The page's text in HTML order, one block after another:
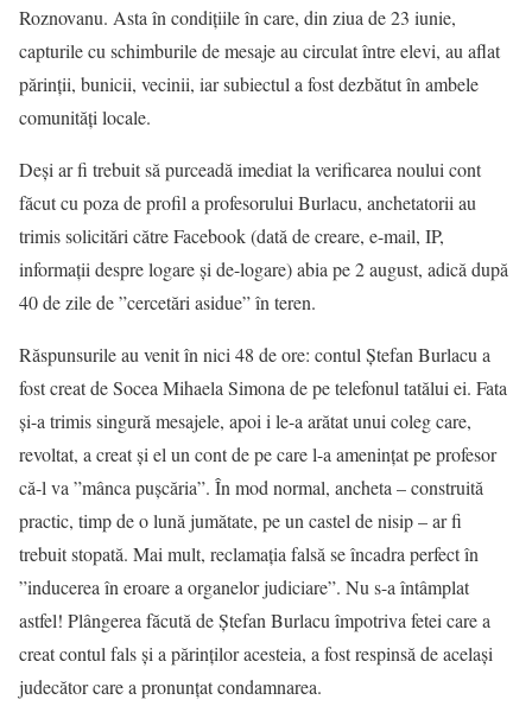
Roznovanu. Asta în condițiile în care, din ziua de 23 iunie,
capturile cu schimburile de mesaje au circulat între elevi, au aflat
părinții, bunicii, vecinii, iar subiectul a fost dezbătut în ambele
comunități locale.
Deși ar fi trebuit să purceadă imediat la verificarea noului cont
făcut cu poza de profil a profesorului Burlacu, anchetatorii au
trimis solicitări către Facebook (dată de creare, e-mail, IP,
informații despre logare și de-logare) abia pe 2 august, adică după
40 de zile de ”cercetări asidue” în teren.
Răspunsurile au venit în nici 48 de ore: contul Ștefan Burlacu a
fost creat de Socea Mihaela Simona de pe telefonul tatălui ei. Fata
și-a trimis singură mesajele, apoi i le-a arătat unui coleg care,
revoltat, a creat și el un cont de pe care l-a amenințat pe profesor
că-l va ”mânca pușcăria”. În mod normal, ancheta – construită
practic, timp de o lună jumătate, pe un castel de nisip – ar fi
trebuit stopată. Mai mult, reclamația falsă se încadra perfect în
”inducerea în eroare a organelor judiciare”. Nu s-a întâmplat
astfel! Plângerea făcută de Ștefan Burlacu împotriva fetei care a
creat contul fals și a părinților acesteia, a fost respinsă de același
judecător care a pronunțat condamnarea.